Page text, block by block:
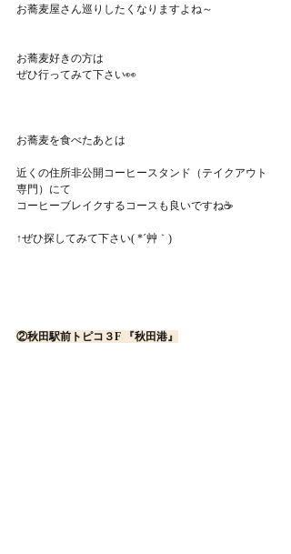
お蕎麦屋さん巡りしたくなりますよね～
お蕎麦好きの方は
ぜひ行ってみて下さい👀
お蕎麦を食べたあとは
近くの住所非公開コーヒースタンド（テイクアウト
専門）にて
コーヒーブレイクするコースも良いですね☕
↑ぜひ探してみて下さい( *´艸｀)
②秋田駅前トピコ３F 『秋田港』